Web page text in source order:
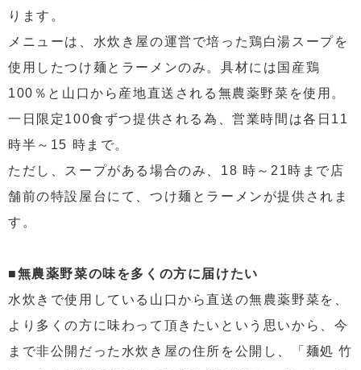
ります。
メニューは、水炊き屋の運営で培った鶏白湯スープを
使用したつけ麺とラーメンのみ。具材には国産鶏
100％と山口から産地直送される無農薬野菜を使用。
一日限定100食ずつ提供される為、営業時間は各日11
時半～15 時まで。
ただし、スープがある場合のみ、18 時～21時まで店
舗前の特設屋台にて、つけ麺とラーメンが提供されま
す。
■無農薬野菜の味を多くの方に届けたい
水炊きで使用している山口から直送の無農薬野菜を、
より多くの方に味わって頂きたいという思いから、今
まで非公開だった水炊き屋の住所を公開し、「麺処 竹